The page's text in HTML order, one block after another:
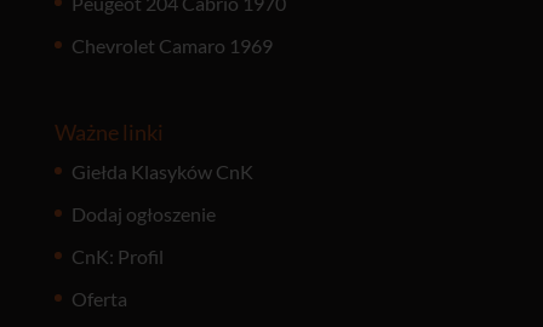
Chevrolet Camaro 1969
Ważne linki
Giełda Klasyków CnK
Dodaj ogłoszenie
CnK: Profil
Oferta